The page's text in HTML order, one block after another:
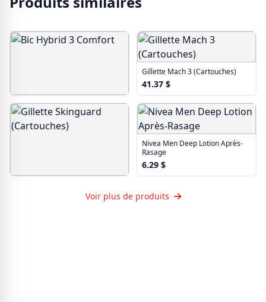
Bic Hybrid 3 Comfort
11.75$
Gillette Mach 3 (Cartouches)
41.37 $
Nivea Men Deep Lotion Après-
Rasage
6.29 $
Voir plus de produits